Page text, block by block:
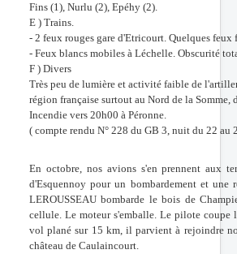
Fins (1), Nurlu (2), Epéhy (2).
E ) Trains.
- 2 feux rouges gare d'Etricourt. Quelques
- Feux blancs mobiles à Léchelle. Obscurité
F ) Divers
Très peu de lumière et activité faible de
région française surtout au Nord de la Somme,
Incendie vers 20h00 à Péronne.
( compte rendu N° 228 du GB 3, nuit du 22 au
En octobre, nos avions s'en prennent aux
d'Esquennoy pour un bombardement et
LEROUSSEAU bombarde le bois de
cellule. Le moteur s'emballe. Le pilote coupe
vol plané sur 15 km, il parvient à rejoindre
château de Caulaincourt.